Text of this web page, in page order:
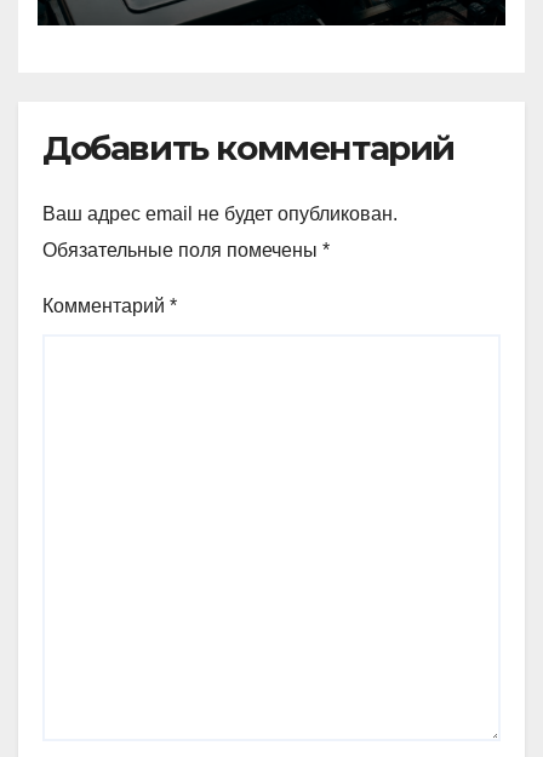
Добавить комментарий
Ваш адрес email не будет опубликован.
Обязательные поля помечены *
Комментарий *